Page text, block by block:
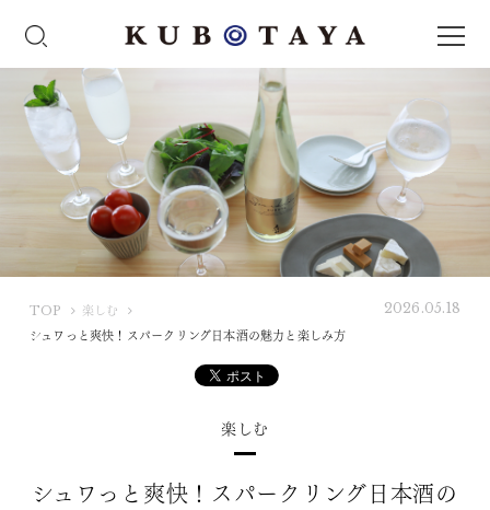
TOP
U
楽しむ
シュワっと爽快！スパークリング日本酒の魅力と楽しみ方
2026.05.18
楽しむ
シュワっと爽快！スパークリング日本酒の